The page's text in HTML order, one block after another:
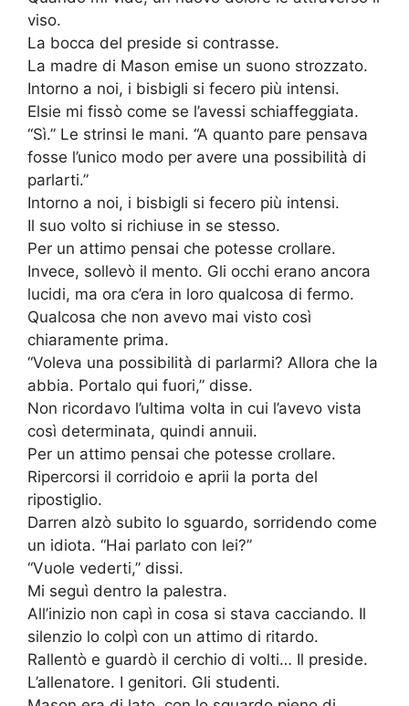
viso.
La bocca del preside si contrasse.
La madre di Mason emise un suono strozzato.
Intorno a noi, i bisbigli si fecero più intensi.
Elsie mi fissò come se l’avessi schiaffeggiata.
“Sì.” Le strinsi le mani. “A quanto pare pensava
fosse l’unico modo per avere una possibilità di
parlarti.”
Intorno a noi, i bisbigli si fecero più intensi.
Il suo volto si richiuse in se stesso.
Per un attimo pensai che potesse crollare.
Invece, sollevò il mento. Gli occhi erano ancora
lucidi, ma ora c’era in loro qualcosa di fermo.
Qualcosa che non avevo mai visto così
chiaramente prima.
“Voleva una possibilità di parlarmi? Allora che la
abbia. Portalo qui fuori,” disse.
Non ricordavo l’ultima volta in cui l’avevo vista
così determinata, quindi annuii.
Per un attimo pensai che potesse crollare.
Ripercorsi il corridoio e aprii la porta del
ripostiglio.
Darren alzò subito lo sguardo, sorridendo come
un idiota. “Hai parlato con lei?”
“Vuole vederti,” dissi.
Mi seguì dentro la palestra.
All’inizio non capì in cosa si stava cacciando. Il
silenzio lo colpì con un attimo di ritardo.
Rallentò e guardò il cerchio di volti… Il preside.
L’allenatore. I genitori. Gli studenti.